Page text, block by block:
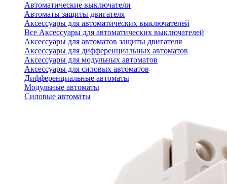
Автоматические выключатели
Автоматы защиты двигателя
Аксессуары для автоматических выключателей
Все Аксессуары для автоматических выключателей
Аксессуары для автоматов защиты двигателя
Аксессуары для дифференциальных автоматов
Аксессуары для модульных автоматов
Аксессуары для силовых автоматов
Дифференциальные автоматы
Модульные автоматы
Силовые автоматы